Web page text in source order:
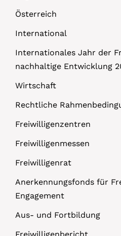
Österreich
International
Internationales Jahr der
nachhaltige Entwicklung
Wirtschaft
Rechtliche
Freiwilligenzentren
Freiwilligenmessen
Freiwilligenrat
Anerkennungsfonds für
Engagement
Aus- und Fortbildung